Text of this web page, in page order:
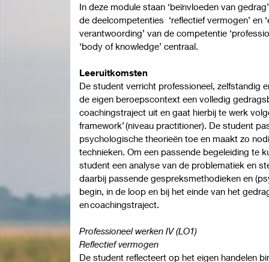
In deze module staan ‘beïnvloeden van
de deelcompetenties ‘reflectief vermogen’ en
verantwoording’ van de competentie
‘body of knowledge’ centraal.
Leeruitkomsten
De student verricht professioneel, zelfstandig
de eigen beroepscontext een volledig
coachingstraject uit en gaat hierbij te werk
framework’ (niveau practitioner). De student
psychologische theorieën toe en maakt zo
technieken. Om een passende begeleiding te
student een analyse van de problematiek en
daarbij passende gespreksmethodieken en
begin, in de loop en bij het einde van het
en coachingstraject.
Professioneel werken IV (LO1)
Reflectief vermogen
De student reflecteert op het eigen handelen